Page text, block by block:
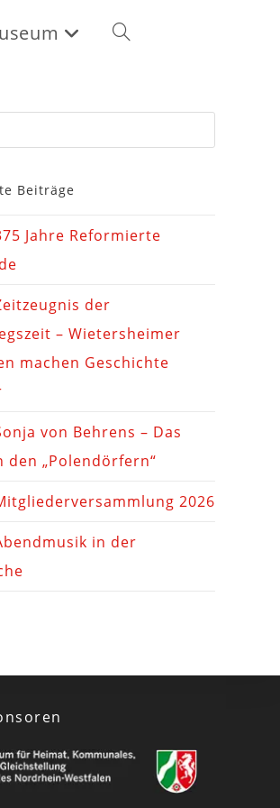
Beiträge
Jahre Reformierte
der
– Wietersheimer
machen Geschichte
von Behrens – Das
den „Polendörfern“
2026
in der